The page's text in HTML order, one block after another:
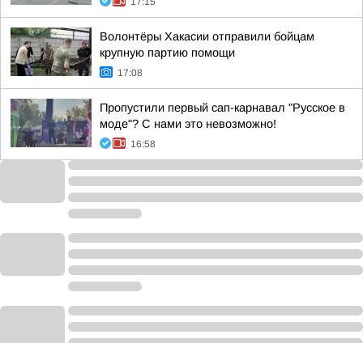
Волонтёры Хакасии отправили бойцам
крупную партию помощи
17:08
Пропустили первый сап-карнавал "Русское в
моде"? С нами это невозможно!
16:58